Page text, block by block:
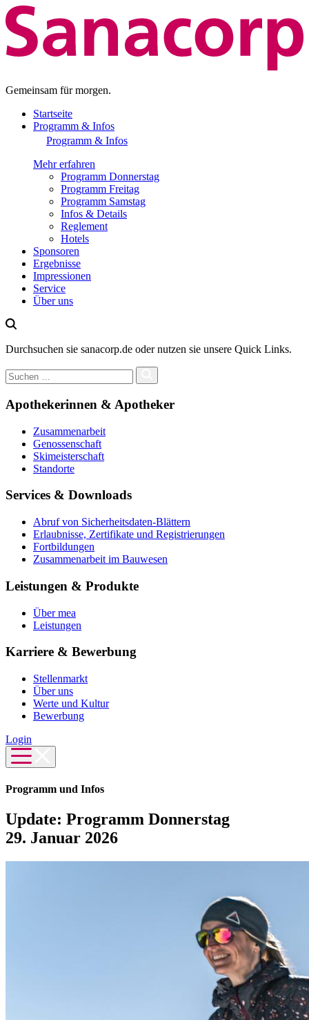
Gemeinsam für morgen.
Startseite
Programm & Infos
Programm & Infos
Mehr erfahren
Programm Donnerstag
Programm Freitag
Programm Samstag
Infos & Details
Reglement
Hotels
Sponsoren
Ergebnisse
Impressionen
Service
Über uns
Durchsuchen sie sanacorp.de oder nutzen sie unsere Quick Links.
Apothekerinnen & Apotheker
Zusammenarbeit
Genossenschaft
Skimeisterschaft
Standorte
Services & Downloads
Abruf von Sicherheitsdaten-Blättern
Erlaubnisse, Zertifikate und Registrierungen
Fortbildungen
Zusammenarbeit im Bauwesen
Leistungen & Produkte
Über mea
Leistungen
Karriere & Bewerbung
Stellenmarkt
Über uns
Werte und Kultur
Bewerbung
Login
Programm und Infos
Update: Programm Donnerstag
29. Januar 2026